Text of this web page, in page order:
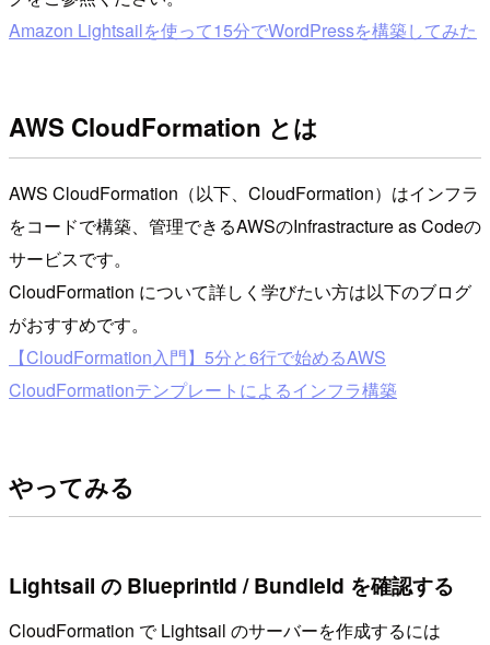
Amazon Lightsailを使って15分でWordPressを構築してみた
AWS CloudFormation とは
AWS CloudFormation（以下、CloudFormation）はインフラ
をコードで構築、管理できるAWSのInfrastracture as Codeの
サービスです。
CloudFormation について詳しく学びたい方は以下のブログ
がおすすめです。
【CloudFormation入門】5分と6行で始めるAWS
CloudFormationテンプレートによるインフラ構築
やってみる
Lightsail の BlueprintId / BundleId を確認する
CloudFormation で Lightsail のサーバーを作成するには